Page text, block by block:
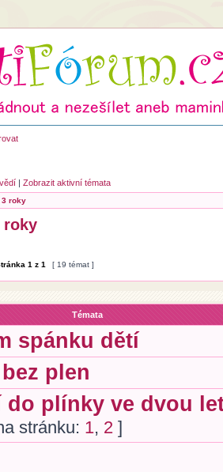
|Zobrazit aktivní témata
3 roky
roky
1 z1 [ 19 témat ]
Témata
spánku dětí
plen
do plínky ve dvou
stránku: 1, 2 ]